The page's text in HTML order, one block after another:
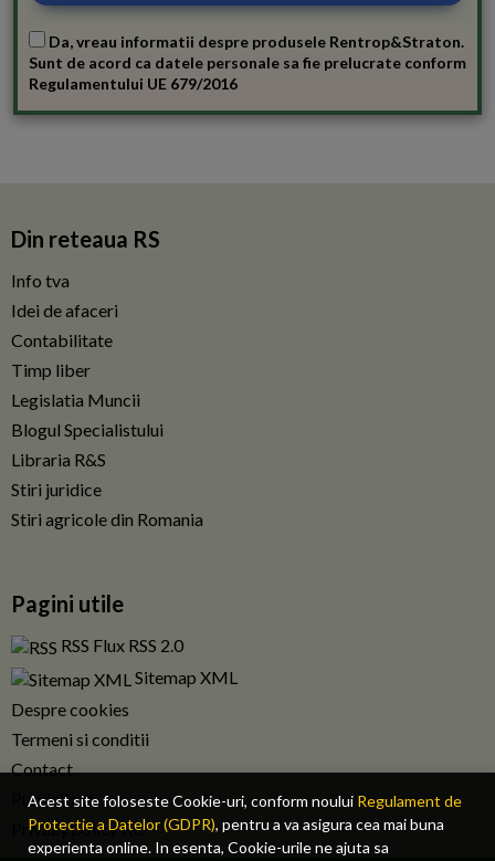
Acest site foloseste Cookie-uri, conform noului Regulament de
Protectie a Datelor (GDPR), pentru a va asigura cea mai buna
experienta online. In esenta, Cookie-urile ne ajuta sa
Da, vreau informatii despre produsele Rentrop&Straton.
Sunt de acord ca datele personale sa fie prelucrate conform
Regulamentului UE 679/2016
Din reteaua RS
Info tva
Idei de afaceri
Contabilitate
Timp liber
Legislatia Muncii
Blogul Specialistului
Libraria R&S
Stiri juridice
Stiri agricole din Romania
Pagini utile
RSS Flux RSS 2.0
Sitemap XML
Despre cookies
Termeni si conditii
Contact
Publicitate
Privacy policy RO